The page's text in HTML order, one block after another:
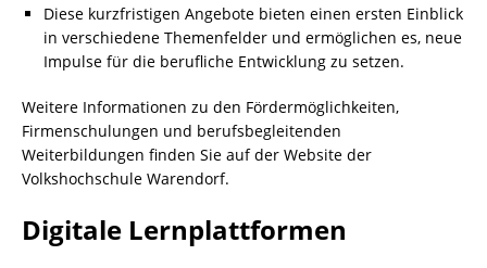
Diese kurzfristigen Angebote bieten einen ersten Einblick
in verschiedene Themenfelder und ermöglichen es, neue
Impulse für die berufliche Entwicklung zu setzen.
Weitere Informationen zu den Fördermöglichkeiten,
Firmenschulungen und berufsbegleitenden
Weiterbildungen finden Sie auf der Website der
Volkshochschule Warendorf.
Digitale Lernplattformen